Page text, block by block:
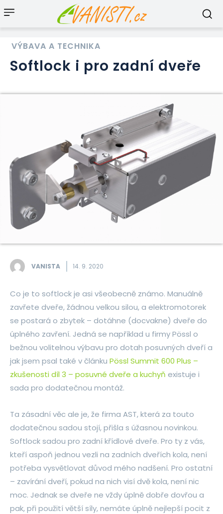
VÝBAVA A TECHNIKA
Softlock i pro zadní dveře
VANISTA 14. 9. 2020
Co je to softlock je asi všeobecně známo. Manuálně
zavřete dveře, žádnou velkou silou, a elektromotorek
se postará o zbytek – dotáhne (docvakne) dveře do
úplného zavření. Jedná se například u firmy Pössl o
bežnou volitelnou výbavu pro dotah posuvných dveří a
jak jsem psal také v článku Pössl Summit 600 Plus –
zkušenosti díl 3 – posuvné dveře a kuchyň existuje i
sada pro dodatečnou montáž.
Ta zásadní věc ale je, že firma AST, která za touto
dodatečnou sadou stojí, přišla s úžasnou novinkou.
Softlock sadou pro zadní křídlové dveře. Pro ty z vás,
kteří aspoň jednou vezli na zadních dveřích kola, není
potřeba vysvětlovat důvod mého nadšení. Pro ostatní
– zavírání dveří, pokud na nich visí dvě kola, není nic
moc. Jednak se dveře ne vždy úplně dobře dovřou a
pak, při použití větší síly, nemáte úplně nejlepší pocit z